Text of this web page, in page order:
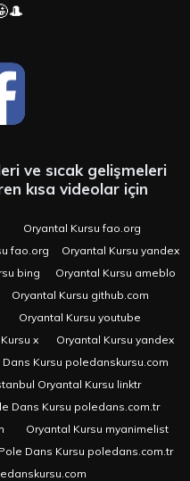
ve sıcak gelişmeleri
kısa videolar için
Oryantal Kursu fao.org
fao.org
Oryantal Kursu yandex
bing
Oryantal Kursu ameblo
Oryantal Kursu github.com
Oryantal Kursu youtube
x
Oryantal Kursu yandex
Dans Kursu poledanskursu.com
Oryantal Kursu linktr
Dans Kursu poledans.com.tr
Oryantal Kursu myanimelist
Pole Dans Kursu poledans.com.tr